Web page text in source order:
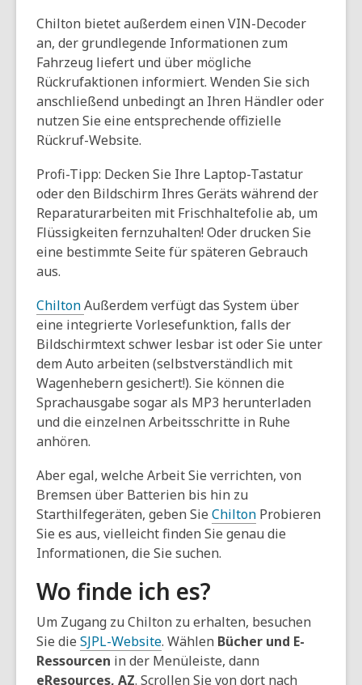
Chilton bietet außerdem einen VIN-Decoder
an, der grundlegende Informationen zum
Fahrzeug liefert und über mögliche
Rückrufaktionen informiert. Wenden Sie sich
anschließend unbedingt an Ihren Händler oder
nutzen Sie eine entsprechende offizielle
Rückruf-Website.
Profi-Tipp: Decken Sie Ihre Laptop-Tastatur
oder den Bildschirm Ihres Geräts während der
Reparaturarbeiten mit Frischhaltefolie ab, um
Flüssigkeiten fernzuhalten! Oder drucken Sie
eine bestimmte Seite für späteren Gebrauch
aus.
ChiltonAußerdem verfügt das System über
eine integrierte Vorlesefunktion, falls der
Bildschirmtext schwer lesbar ist oder Sie unter
dem Auto arbeiten (selbstverständlich mit
Wagenhebern gesichert!). Sie können die
Sprachausgabe sogar als MP3 herunterladen
und die einzelnen Arbeitsschritte in Ruhe
anhören.
Aber egal, welche Arbeit Sie verrichten, von
Bremsen über Batterien bis hin zu
Starthilfegeräten, geben Sie Chilton Probieren
Sie es aus, vielleicht finden Sie genau die
Informationen, die Sie suchen.
Wo finde ich es?
Um Zugang zu Chilton zu erhalten, besuchen
Sie die SJPL-Website. Wählen Bücher und E-
Ressourcen in der Menüleiste, dann
eResources, AZ. Scrollen Sie von dort nach